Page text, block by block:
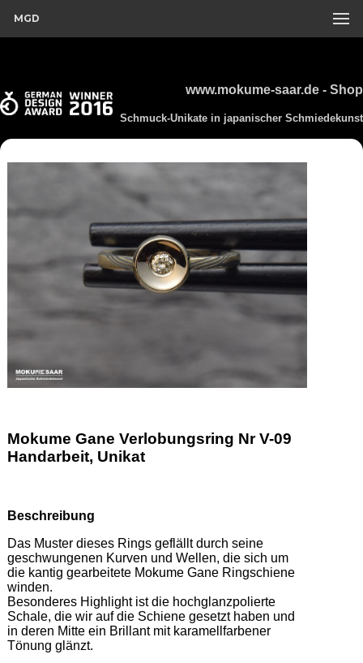
MGD
www.mokume-saar.de - Shop
Schmuck-Unikate in japanischer Schmiedekunst
Mokume Gane Verlobungsring Nr V-09
Handarbeit, Unikat
Beschreibung
Das Muster dieses Rings geflällt durch seine
geschwungenen Kurven und Wellen, die sich um
die kantig gearbeitete Mokume Gane Ringschiene
winden.
Besonderes Highlight ist die hochglanzpolierte
Schale, die wir auf die Schiene gesetzt haben und
in deren Mitte ein Brillant mit karamellfarbener
Tönung glänzt.